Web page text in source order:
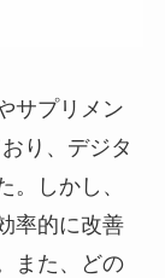
サプリメン
り、デジタ
。しかし、
率的に改善
また、どの